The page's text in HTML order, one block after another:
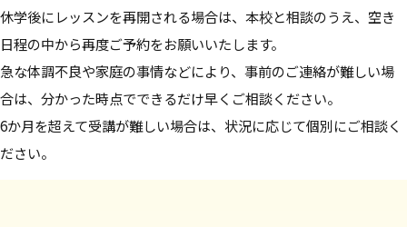
休学後にレッスンを再開される場合は、本校と相談のうえ、空き
日程の中から再度ご予約をお願いいたします。
急な体調不良や家庭の事情などにより、事前のご連絡が難しい場
合は、分かった時点でできるだけ早くご相談ください。
6か月を超えて受講が難しい場合は、状況に応じて個別にご相談く
ださい。